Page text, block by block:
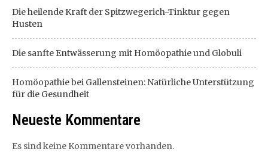
Die heilende Kraft der Spitzwegerich-Tinktur gegen
Husten
Die sanfte Entwässerung mit Homöopathie und Globuli
Homöopathie bei Gallensteinen: Natürliche Unterstützung
für die Gesundheit
Neueste Kommentare
Es sind keine Kommentare vorhanden.